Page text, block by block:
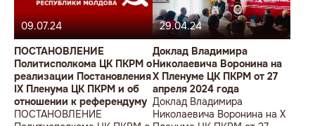
09.07.24
ПОСТАНОВЛЕНИЕ
Политисполкома ЦК ПКРМ о
реализации Постановления
IX Пленума ЦК ПКРМ и об
отношении к референдуму
ПОСТАНОВЛЕНИЕ
29.04.24
Доклад Владимира
Николаевича Воронина на
X Пленуме ЦК ПКРМ от 27
апреля 2024 года
Доклад Владимира
Николаевича Воронина на X